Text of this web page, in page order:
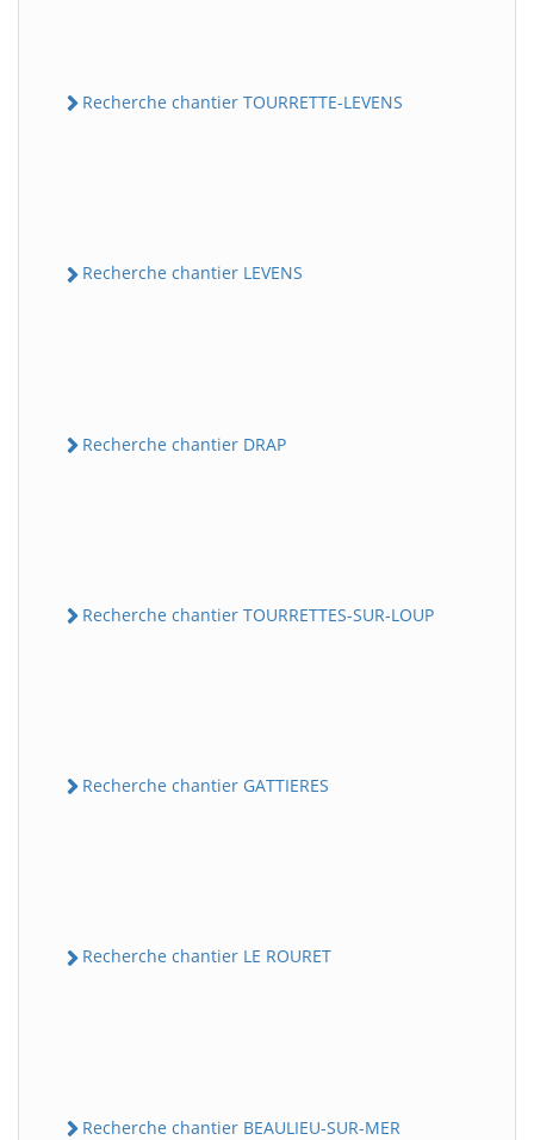
Recherche chantier TOURRETTE-LEVENS
Recherche chantier LEVENS
Recherche chantier DRAP
Recherche chantier TOURRETTES-SUR-LOUP
Recherche chantier GATTIERES
Recherche chantier LE ROURET
Recherche chantier BEAULIEU-SUR-MER